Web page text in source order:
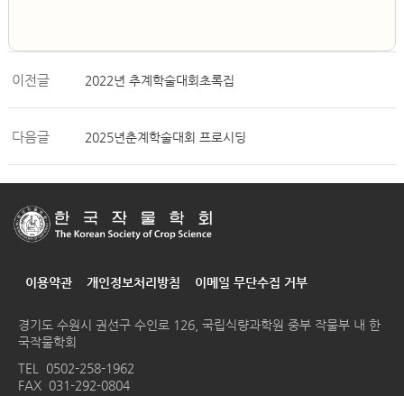
이전글 2022년 추계학술대회초록집
다음글 2025년춘계학술대회 프로시딩
이용약관 개인정보처리방침 이메일 무단수집 거부
경기도 수원시 권선구 수인로 126, 국립식량과학원 중부 작물부 내 한
국작물학회
TEL 0502-258-1962
FAX 031-292-0804